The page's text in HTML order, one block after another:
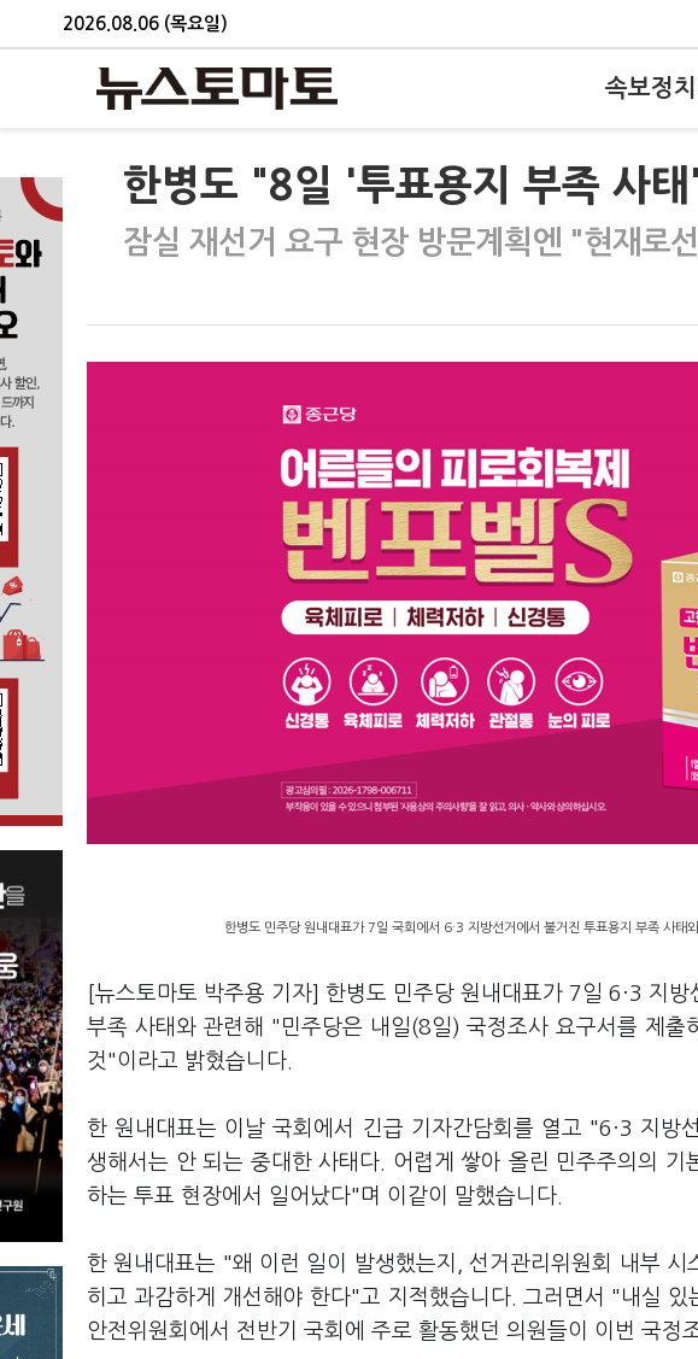
2026.08.06 (목요일)
속보정치
한병도 "8일 '투표용지 부족 사
잠실 재선거 요구 현장 방문계획엔 "현재로
한병도 민주당 원내대표가 7일 국회에서 6·3 지방선거에서 불거진 투표용지 부족 사태
[뉴스토마토 박주용 기자] 한병도 민주당 원내대표가 7일 6·3 지
부족 사태와 관련해 "민주당은 내일(8일) 국정조사 요구서를 제출
것"이라고 밝혔습니다.
한 원내대표는 이날 국회에서 긴급 기자간담회를 열고 "6·3 지방
생해서는 안 되는 중대한 사태다. 어렵게 쌓아 올린 민주주의의
하는 투표 현장에서 일어났다"며 이같이 말했습니다.
한 원내대표는 "왜 이런 일이 발생했는지, 선거관리위원회 내부
히고 과감하게 개선해야 한다"고 지적했습니다. 그러면서 "내실
안전위원회에서 전반기 국회에 주로 활동했던 의원들이 이번 국정